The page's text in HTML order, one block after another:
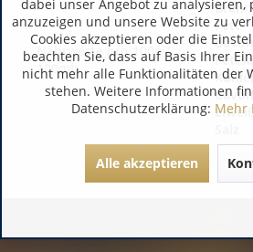
Nährwerte pro 100g /
100ml:
Fett
dabei unser Angebot zu
anzuzeigen und unsere Website zu
Cookies akzeptieren oder die
beachten Sie, dass auf Basis Ihrer
nicht mehr alle Funktionalitäten der
stehen. Weitere Informationen
Datenschutzerklärung: Mehr
Alle akzeptieren